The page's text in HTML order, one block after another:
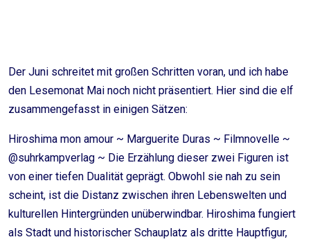
Der Juni schreitet mit großen Schritten voran, und ich habe
den Lesemonat Mai noch nicht präsentiert. Hier sind die elf
zusammengefasst in einigen Sätzen:
Hiroshima mon amour ~ Marguerite Duras ~ Filmnovelle ~
@suhrkampverlag ~ Die Erzählung dieser zwei Figuren ist
von einer tiefen Dualität geprägt. Obwohl sie nah zu sein
scheint, ist die Distanz zwischen ihren Lebenswelten und
kulturellen Hintergründen unüberwindbar. Hiroshima fungiert
als Stadt und historischer Schauplatz als dritte Hauptfigur,